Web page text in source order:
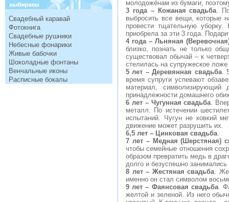
Свадебный каравай
Фотокнига
Свадебные рушники
Небесные фонарики
Живые бабочки
Шоколадные фонтаны
Венчальные иконы
Расписные бокалы
молодожёнам из бумаги,
3 года – Кожаная свадьба.
выбросить все вещи, которые
провести тщательную
приобрела за эти 3 года.
4 года – Льняная
близко, познать не только
существовал обычай – к
стелилась на супружеское
5 лет – Деревянная свадьба.
время супруги успевают
материал,
принадлежности домашнего
6 лет – Чугунная свадьба.
металл. По истечении
испытаний. Чугун не ковкий
движение может разрушить их.
6,5 лет – Цинковая свадьба.
7 лет – Медная (Шерстяная)
чтобы семейные отношения
образом превратить медь в
долго и безуспешно
8 лет – Жестяная свадьба.
именно он стал символом
9 лет – Фаянсовая свадьба.
желтой и зеленой. Из него